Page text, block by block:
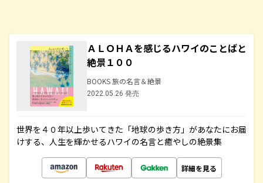
ＡＬＯＨＡを感じるハワイのことばと
絶景１００
BOOKS 旅の名言＆絶景
2022.05.26 発売
世界を４０年以上歩いてきた「地球の歩き方」があなたにお届
けする、人生を輝かせるハワイの名言と癒やしの絶景集
詳細を見る